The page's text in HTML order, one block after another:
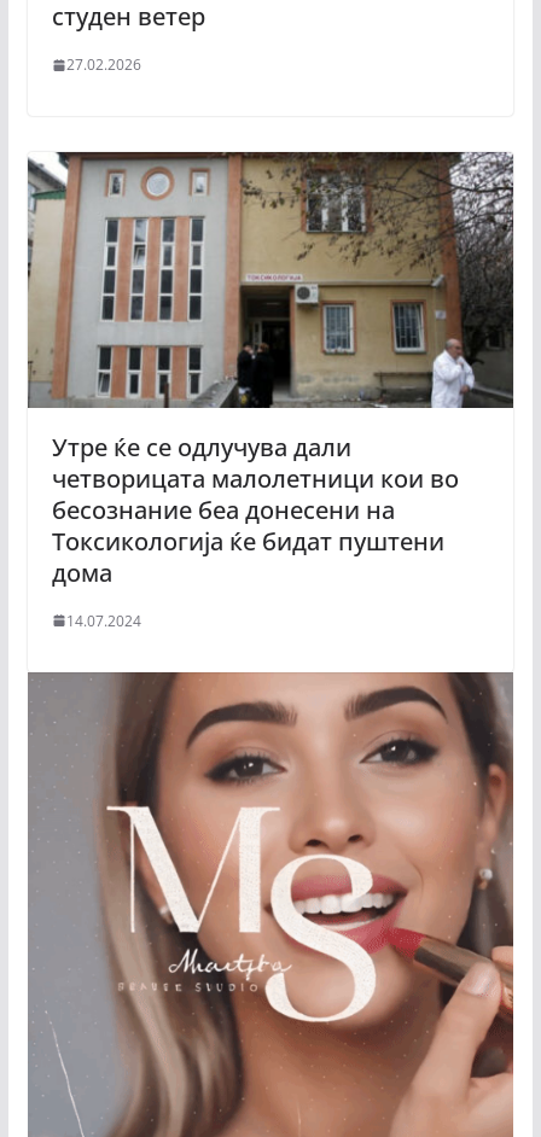
студен ветер
27.02.2026
Утре ќе се одлучува дали
четворицата малолетници кои во
бесознание беа донесени на
Токсикологија ќе бидат пуштени
дома
14.07.2024